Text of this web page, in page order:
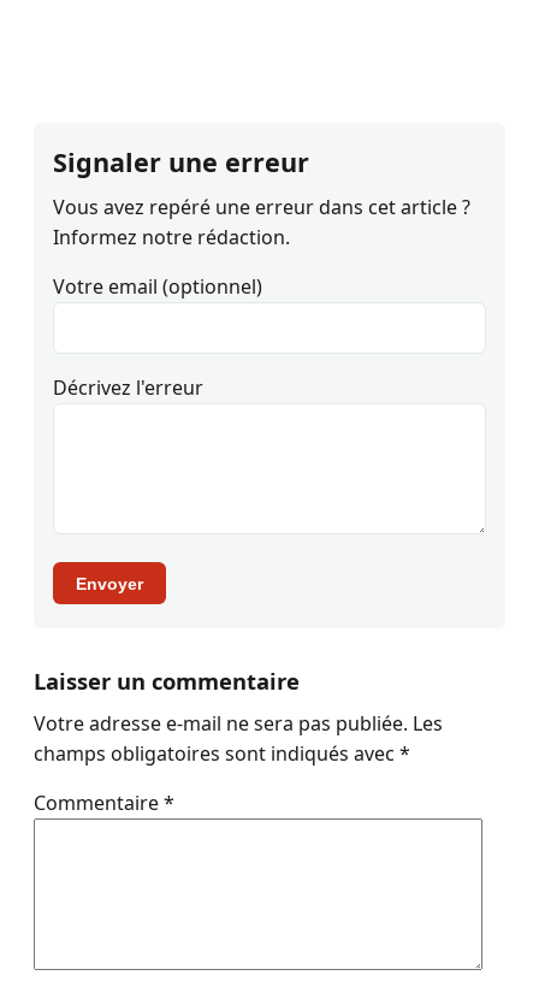
Signaler une erreur
Vous avez repéré une erreur dans cet article ?
Informez notre rédaction.
Votre email (optionnel)
Décrivez l'erreur
Envoyer
Laisser un commentaire
Votre adresse e-mail ne sera pas publiée. Les
champs obligatoires sont indiqués avec *
Commentaire*